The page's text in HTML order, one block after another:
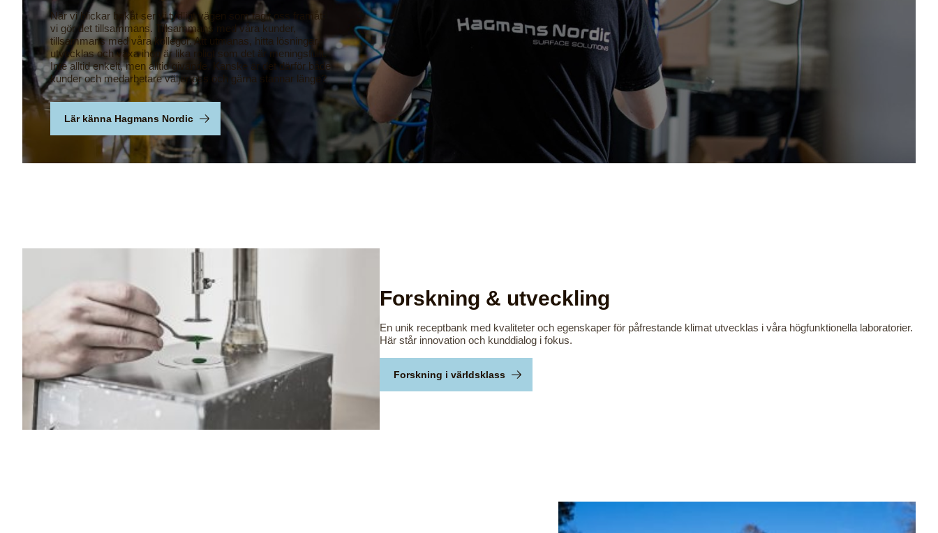
När vi blickar bakåt ser vi tydligt vägen som tagit oss framåt:
vi gör det tillsammans. Tillsammans med våra kunder,
tillsammans med våra kollegor. Att utmanas, hitta lösningar,
utvecklas och växa ihop är lika roligt som det är meningsfullt.
Inte alltid enkelt, men alltid givande. Kanske är det därför både
kunder och medarbetare väljer oss och gärna stannar länge?
Lär känna Hagmans Nordic
Forskning & utveckling
En unik receptbank med kvaliteter och egenskaper för påfrestande klimat utvecklas i våra högfunktionella laboratorier.
Här står innovation och kunddialog i fokus.
Forskning i världsklass